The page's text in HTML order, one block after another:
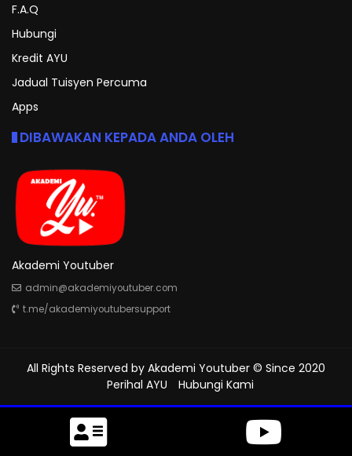
F.A.Q
Hubungi
Kredit AYU
Jadual Tuisyen Percuma
Apps
DIBAWAKAN KEPADA ANDA OLEH
Akademi Youtuber
admin@akademiyoutuber.com
t.me/akademiyoutubersupport
All Rights Reserved by Akademi Youtuber © Since 2020
Perihal AYU
Hubungi Kami